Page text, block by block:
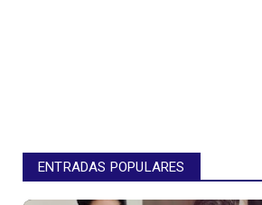
ENTRADAS POPULARES